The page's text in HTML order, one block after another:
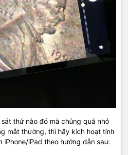
thứ nào đó mà chúng quá nhỏ
mắt thường, thì hãy kích hoạt tính
iPhone/iPad theo hướng dẫn sau: